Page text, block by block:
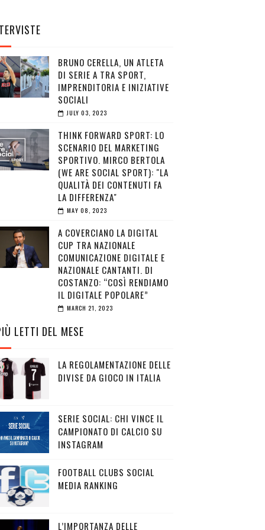
BRUNO CERELLA, UN ATLETA
DI SERIE A TRA SPORT,
IMPRENDITORIA E INIZIATIVE
SOCIALI
JULY 03, 2023
THINK FORWARD SPORT: LO
SCENARIO DEL MARKETING
SPORTIVO. MIRCO BERTOLA
(WE ARE SOCIAL SPORT): "LA
QUALITÀ DEI CONTENUTI FA
LA DIFFERENZA"
MAY 08, 2023
A COVERCIANO LA DIGITAL
CUP TRA NAZIONALE
COMUNICAZIONE DIGITALE E
NAZIONALE CANTANTI. DI
COSTANZO: “COSÌ RENDIAMO
IL DIGITALE POPOLARE”
MARCH 21, 2023
LETTI DEL MESE
LA REGOLAMENTAZIONE DELLE
DIVISE DA GIOCO IN ITALIA
SERIE SOCIAL: CHI VINCE IL
CAMPIONATO DI CALCIO SU
INSTAGRAM
FOOTBALL CLUBS SOCIAL
MEDIA RANKING
L’IMPORTANZA DELLE